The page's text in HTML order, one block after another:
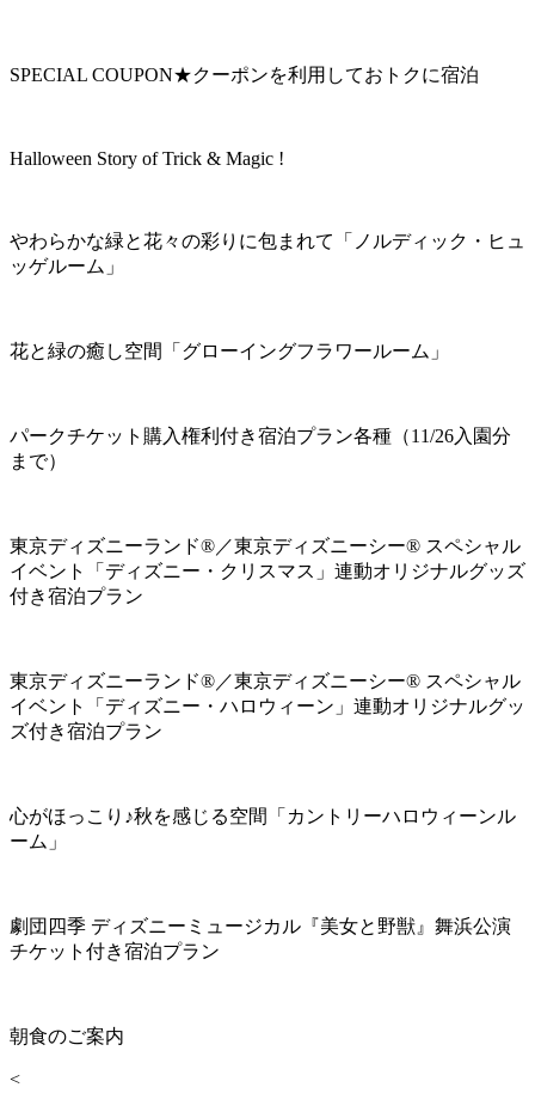
SPECIAL COUPON★クーポンを利用しておトクに宿泊
Halloween Story of Trick & Magic !
やわらかな緑と花々の彩りに包まれて「ノルディック・ヒュ
ッゲルーム」
花と緑の癒し空間「グローイングフラワールーム」
パークチケット購入権利付き宿泊プラン各種（11/26入園分
まで）
東京ディズニーランド®／東京ディズニーシー® スペシャル
イベント「ディズニー・クリスマス」連動オリジナルグッズ
付き宿泊プラン
東京ディズニーランド®／東京ディズニーシー® スペシャル
イベント「ディズニー・ハロウィーン」連動オリジナルグッ
ズ付き宿泊プラン
心がほっこり♪秋を感じる空間「カントリーハロウィーンル
ーム」
劇団四季 ディズニーミュージカル『美女と野獣』舞浜公演
チケット付き宿泊プラン
朝食のご案内
<